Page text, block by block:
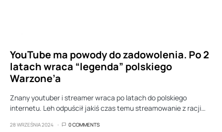
YouTube ma powody do zadowolenia. Po 2
latach wraca “legenda” polskiego
Warzone’a
Znany youtuber i streamer wraca po latach do polskiego
internetu. Leh odpuścił jakiś czas temu streamowanie z racji…
28 WRZEŚNIA 2024 0 COMMENTS